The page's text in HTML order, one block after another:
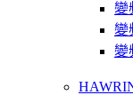
變
變
變